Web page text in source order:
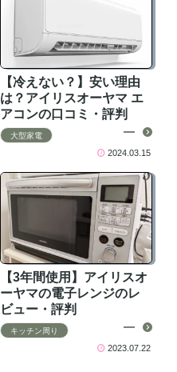
【冷えない？】安い理由
は？アイリスオーヤマ エ
アコンの口コミ・評判
大型家電
2024.03.15
【3年間使用】アイリスオ
ーヤマの電子レンジのレ
ビュー・評判
キッチン周り
2023.07.22